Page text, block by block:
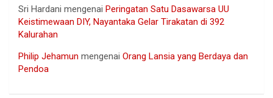
Sri Hardani mengenai Peringatan Satu Dasawarsa UU
Keistimewaan DIY, Nayantaka Gelar Tirakatan di 392
Kalurahan
Philip Jehamun mengenai Orang Lansia yang Berdaya dan
Pendoa